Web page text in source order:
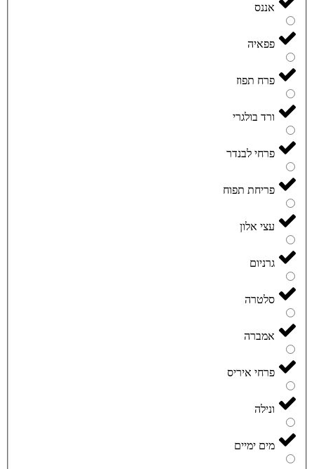
אננס
פפאיה
פרח תפוז
ורד בולגרי
פרחי לבנדר
פריחת תפוח
עצי אלון
גרניום
סלטרה
אמברה
פרחי איריס
ונילה
מים ימיים